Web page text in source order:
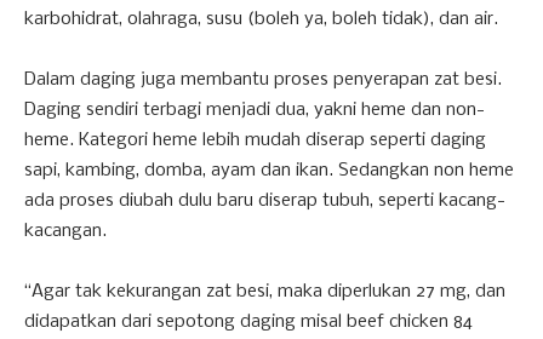
karbohidrat, olahraga, susu (boleh ya, boleh tidak), dan air.
Dalam daging juga membantu proses penyerapan zat besi.
Daging sendiri terbagi menjadi dua, yakni heme dan non-
heme. Kategori heme lebih mudah diserap seperti daging
sapi, kambing, domba, ayam dan ikan. Sedangkan non heme
ada proses diubah dulu baru diserap tubuh, seperti kacang-
kacangan.
“Agar tak kekurangan zat besi, maka diperlukan 27 mg, dan
didapatkan dari sepotong daging misal beef chicken 84